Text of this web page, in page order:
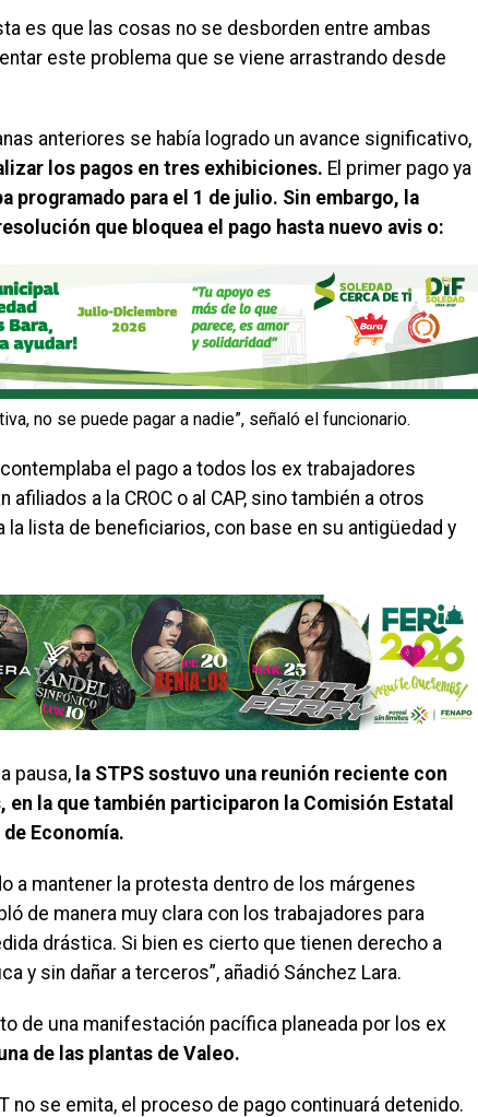
es que las cosas no se desborden entre ambas
este problema que se viene arrastrando desde
anteriores se había logrado un avance significativo,
los pagos en tres exhibiciones. El primer pago ya
programado para el 1 de julio. Sin embargo, la
que bloquea el pago hasta nuevo avis o:
no se puede pagar a nadie”, señaló el funcionario.
el pago a todos los ex trabajadores
a la CROC o al CAP, sino también a otros
la lista de beneficiarios, con base en su antigüedad y
pausa, la STPS sostuvo una reunión reciente con
la que también participaron la Comisión Estatal
Economía.
a mantener la protesta dentro de los márgenes
de manera muy clara con los trabajadores para
drástica. Si bien es cierto que tienen derecho a
y sin dañar a terceros”, añadió Sánchez Lara.
de una manifestación pacífica planeada por los ex
de las plantas de Valeo.
no se emita, el proceso de pago continuará detenido.